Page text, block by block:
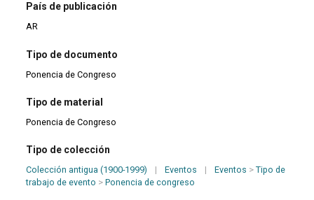
País de publicación
AR
Tipo de documento
Ponencia de Congreso
Tipo de material
Ponencia de Congreso
Tipo de colección
Colección antigua (1900-1999) | Eventos | Eventos >Tipo de
trabajo de evento >Ponencia de congreso